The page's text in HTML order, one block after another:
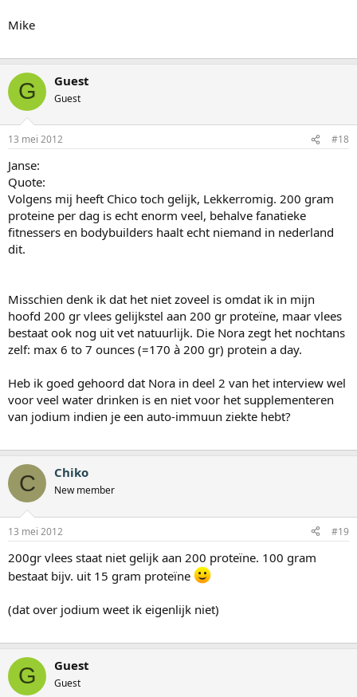
Mike
G Guest
Guest
13 mei 2012 #18
Janse:
Quote:
Volgens mij heeft Chico toch gelijk, Lekkerromig. 200 gram
proteine per dag is echt enorm veel, behalve fanatieke
fitnessers en bodybuilders haalt echt niemand in nederland
dit.
Misschien denk ik dat het niet zoveel is omdat ik in mijn
hoofd 200 gr vlees gelijkstel aan 200 gr proteïne, maar vlees
bestaat ook nog uit vet natuurlijk. Die Nora zegt het nochtans
zelf: max 6 to 7 ounces (=170 à 200 gr) protein a day.
Heb ik goed gehoord dat Nora in deel 2 van het interview wel
voor veel water drinken is en niet voor het supplementeren
van jodium indien je een auto-immuun ziekte hebt?
C Chiko
New member
13 mei 2012 #19
200gr vlees staat niet gelijk aan 200 proteïne. 100 gram
bestaat bijv. uit 15 gram proteïne
(dat over jodium weet ik eigenlijk niet)
G Guest
Guest